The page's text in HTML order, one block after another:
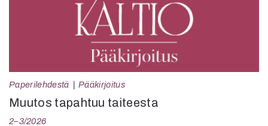
Paperilehdestä Pääkirjoitus
Muutos tapahtuu taiteesta
2–3/2026